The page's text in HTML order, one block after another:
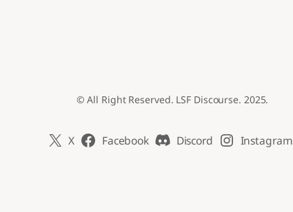
© All Right Reserved. LSF Discourse. 2025.
X Facebook Discord Instagram